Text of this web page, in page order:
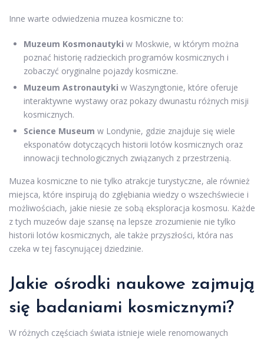
Inne warte odwiedzenia muzea kosmiczne to:
Muzeum Kosmonautyki w Moskwie, w którym można
poznać historię radzieckich programów kosmicznych i
zobaczyć oryginalne pojazdy kosmiczne.
Muzeum Astronautyki w Waszyngtonie, które oferuje
interaktywne wystawy oraz pokazy dwunastu różnych misji
kosmicznych.
Science Museum w Londynie, gdzie znajduje się wiele
eksponatów dotyczących historii lotów kosmicznych oraz
innowacji technologicznych związanych z przestrzenią.
Muzea kosmiczne to nie tylko atrakcje turystyczne, ale również
miejsca, które inspirują do zgłębiania wiedzy o wszechświecie i
możliwościach, jakie niesie ze sobą eksploracja kosmosu. Każde
z tych muzeów daje szansę na lepsze zrozumienie nie tylko
historii lotów kosmicznych, ale także przyszłości, która nas
czeka w tej fascynującej dziedzinie.
Jakie ośrodki naukowe zajmują
się badaniami kosmicznymi?
W różnych częściach świata istnieje wiele renomowanych